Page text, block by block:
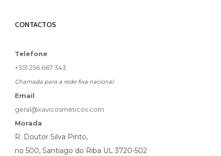
CONTACTOS
Telefone
+351 256 667 343
Chamada para a rede fixa nacional
Email
geral@xavicosmeticos.com
Morada
R. Doutor Silva Pinto,
no 500, Santiago do Riba UL 3720-502